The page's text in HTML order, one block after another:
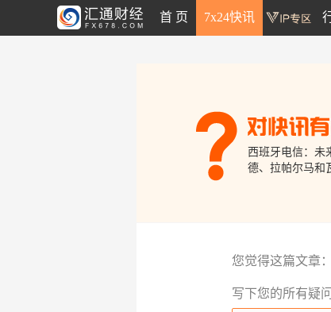
首 页 7x24快讯
西班牙电信：未
德、拉帕尔马和
您觉得这篇文章：
写下您的所有疑